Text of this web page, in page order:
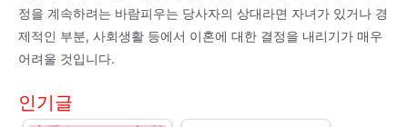
정을 계속하려는 바람피우는 당사자의 상대라면 자녀가 있거나 경
제적인 부분, 사회생활 등에서 이혼에 대한 결정을 내리기가 매우
어려울 것입니다.
인기글